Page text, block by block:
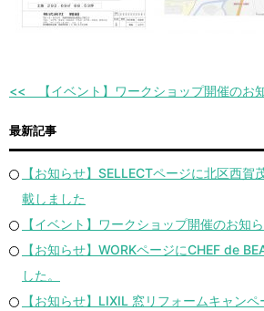
【イベント】ワークショップ開催のお
最新記事
【お知らせ】SELLECTページに北区西賀
載しました
【イベント】ワークショップ開催のお知
【お知らせ】WORKページにCHEF de
した。
【お知らせ】LIXIL 窓リフォームキャンペ